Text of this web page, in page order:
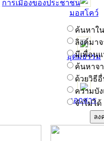
การเมืองของประชาชน
ค้นหาใ
ลิงค์มา
มีเพื่อน
ค้นหาจ
ด้วยวิธี
ความบั
จำไม่ได้
มอสโคว์
อุดมธรรม
เอกสาร